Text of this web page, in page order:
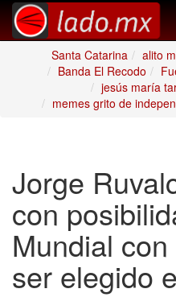
Santa Catarina
alito
Banda El Recodo
jesús maría
memes grito de
Jorge
con
Mundial
ser elegido